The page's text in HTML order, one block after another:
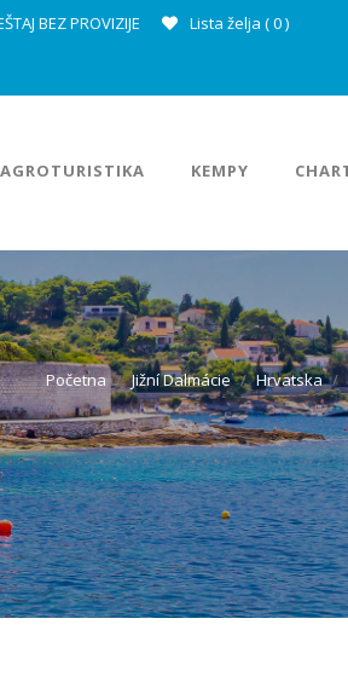
BEZ PROVIZIJE Lista želja (0)
AGROTURISTIKA KEMPY
Početna Jižní Dalmácie Hrvatska